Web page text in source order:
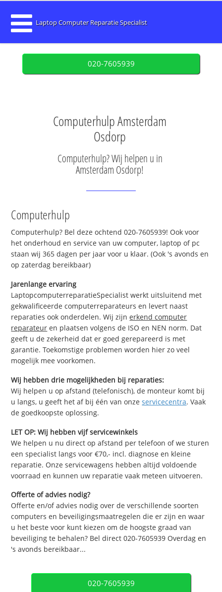
Laptop Computer Reparatie Specialist
020-7605939
Computerhulp Amsterdam
Osdorp
Computerhulp? Wij helpen u in
Amsterdam Osdorp!
Computerhulp
Computerhulp? Bel deze ochtend 020-7605939! Ook voor
het onderhoud en service van uw computer, laptop of pc
staan wij 365 dagen per jaar voor u klaar. (Ook 's avonds en
op zaterdag bereikbaar)
Jarenlange ervaring
LaptopcomputerreparatieSpecialist werkt uitsluitend met
gekwalificeerde computerreparateurs en levert naast
reparaties ook onderdelen. Wij zijnerkend computer
reparateur en plaatsen volgens de ISO en NEN norm. Dat
geeft u de zekerheid dat er goed gerepareerd is met
garantie. Toekomstige problemen worden hier zo veel
mogelijk mee voorkomen.
Wij hebben drie mogelijkheden bij reparaties:
Wij helpen u op afstand (telefonisch), de monteur komt bij
u langs, u geeft het af bij één van onzeservicecentra. Vaak
de goedkoopste oplossing.
LET OP: Wij hebben vijf servicewinkels
We helpen u nu direct op afstand per telefoon of we sturen
een specialist langs voor €70,- incl. diagnose en kleine
reparatie. Onze servicewagens hebben altijd voldoende
voorraad en kunnen uw reparatie vaak meteen uitvoeren.
Offerte of advies nodig?
Offerte en/of advies nodig over de verschillende soorten
computers en beveiligingsmaatregelen die er zijn en waar
u het beste voor kunt kiezen om de hoogste graad van
beveiliging te behalen? Bel direct 020-7605939 Overdag en
's avonds bereikbaar...
020-7605939